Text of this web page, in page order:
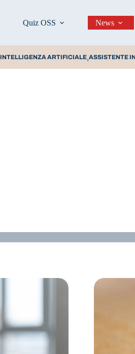
Quiz OSS News
INTELLIGENZA ARTIFICIALE,ASSISTENTE